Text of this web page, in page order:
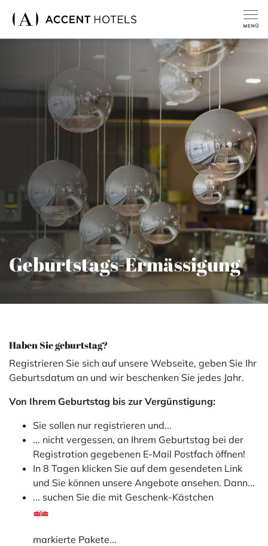
Geburtstags-Ermässigung
Haben Sie geburtstag?
Registrieren Sie sich auf unsere Webseite, geben Sie Ihr
Geburtsdatum an und wir beschenken Sie jedes Jahr.
Von Ihrem Geburtstag bis zur Vergünstigung:
Sie sollen nur registrieren und...
... nicht vergessen, an Ihrem Geburtstag bei der
Registration gegebenen E-Mail Postfach öffnen!
In 8 Tagen klicken Sie auf dem gesendeten Link
und Sie können unsere Angebote ansehen. Dann...
... suchen Sie die mit Geschenk-Kästchen
markierte Pakete...